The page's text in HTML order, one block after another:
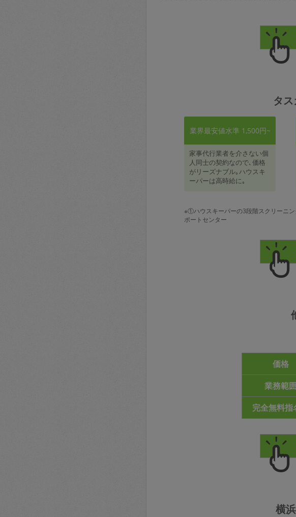
タ
業界最安値水準 1,500円~
家事代行業者を介さない個
人同士の契約なので､価格
がリーズナブル｡ハウスキ
ーパーは高時給に｡
※①ハウスキーパーの3段階スクリーニ
ポートセンター
価格
業務範囲
完全無料指
横